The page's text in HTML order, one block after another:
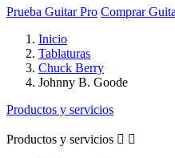
Prueba Guitar Pro Comprar
Inicio
Tablaturas
Chuck Berry
Johnny B. Goode
Productos y servicios
Productos y servicios  